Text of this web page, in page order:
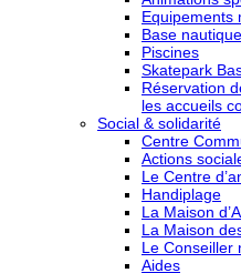
Equipements
Base
Piscines
Skatepark
Réservation
les accueils
Social & solidarité
Centre
Actions
Le Centre
Handiplage
La Maison
La Maison
Le Conseiller
Aides